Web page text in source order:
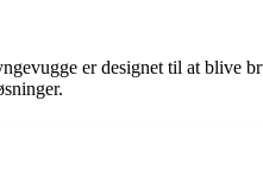
er designet til at blive